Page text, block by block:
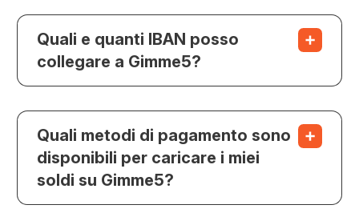
Quali e quanti IBAN posso
collegare a Gimme5?
Quali metodi di pagamento sono
disponibili per caricare i miei
soldi su Gimme5?